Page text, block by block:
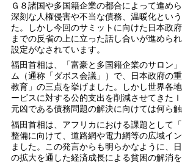
Ｇ８諸国や多国籍企業の都合によって進め
深刻な人権侵害や不当な債務、温暖化とい
た。しかし今回のサミットに向けた日本政
までの反省の上に立った話し合いが進めら
設定がなされています。
福田首相は、「富豪と多国籍企業のサロン
ム（通称「ダボス会議」）で、日本政府の
教育」の三点を挙げました。しかし世界各
ービスに対する公的支出を削減させてきた
元凶である債務問題の解決に向けては何ら触
福田首相は、アフリカにおける課題として
整備に向けて、道路網や電力網等の広域イ
ました。この発言からも明らかなように、
の拡大を通した経済成長による貧困の解消